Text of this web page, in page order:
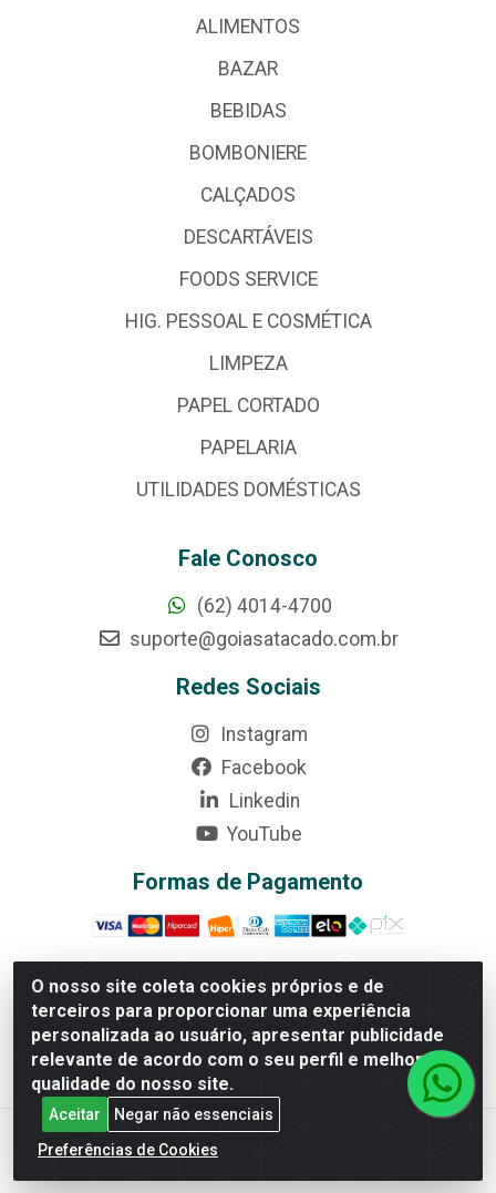
O nosso site coleta cookies próprios e de
terceiros para proporcionar uma experiência
personalizada ao usuário, apresentar publicidade
relevante de acordo com o seu perfil e melhorar a
qualidade do nosso site.
Aceitar
Negar não essenciais
Preferências de Cookies
ALIMENTOS
BAZAR
BEBIDAS
BOMBONIERE
CALÇADOS
DESCARTÁVEIS
FOODS SERVICE
HIG. PESSOAL E COSMÉTICA
LIMPEZA
PAPEL CORTADO
PAPELARIA
UTILIDADES DOMÉSTICAS
Fale Conosco
(62) 4014-4700
suporte@goiasatacado.com.br
Redes Sociais
Instagram
Facebook
Linkedin
YouTube
Formas de Pagamento
Rede Brasil - Avenida Universitária, nº 3860, Jardim das
Américas II Etapa - Anápolis/GO - CEP 75070-415 -
CNPJ 07.728.073/0002-24